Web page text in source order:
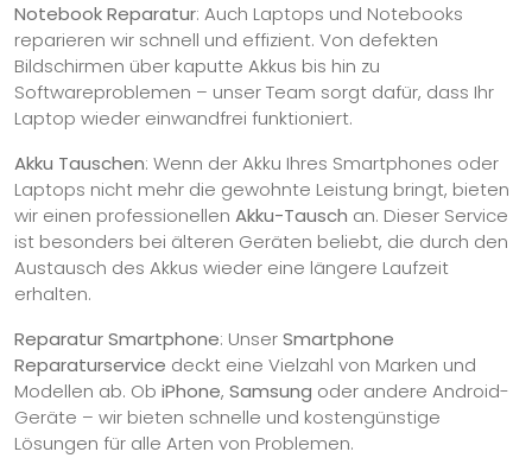
Notebook Reparatur: Auch Laptops und Notebooks
reparieren wir schnell und effizient. Von defekten
Bildschirmen über kaputte Akkus bis hin zu
Softwareproblemen – unser Team sorgt dafür, dass Ihr
Laptop wieder einwandfrei funktioniert.
Akku Tauschen: Wenn der Akku Ihres Smartphones oder
Laptops nicht mehr die gewohnte Leistung bringt, bieten
wir einen professionellen Akku-Tausch an. Dieser Service
ist besonders bei älteren Geräten beliebt, die durch den
Austausch des Akkus wieder eine längere Laufzeit
erhalten.
Reparatur Smartphone: UnserSmartphone
Reparaturservice deckt eine Vielzahl von Marken und
Modellen ab. Ob iPhone, Samsung oder andere Android-
Geräte – wir bieten schnelle und kostengünstige
Lösungen für alle Arten von Problemen.